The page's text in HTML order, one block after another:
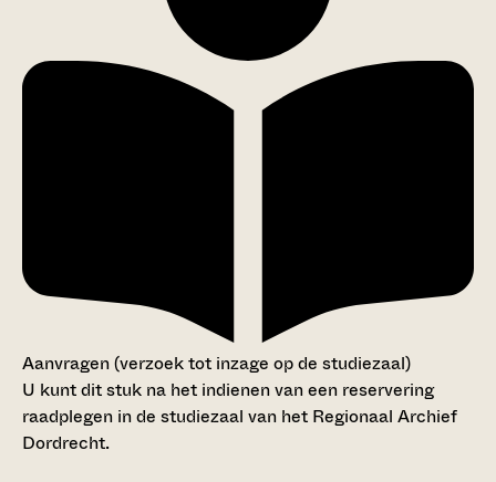
Aanvragen (verzoek tot inzage op de studiezaal)
U kunt dit stuk na het indienen van een reservering
raadplegen in de studiezaal van het Regionaal Archief
Dordrecht.